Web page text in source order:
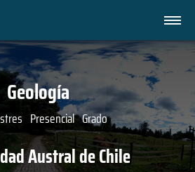
Geología
Presencial Grado
Austral de Chile